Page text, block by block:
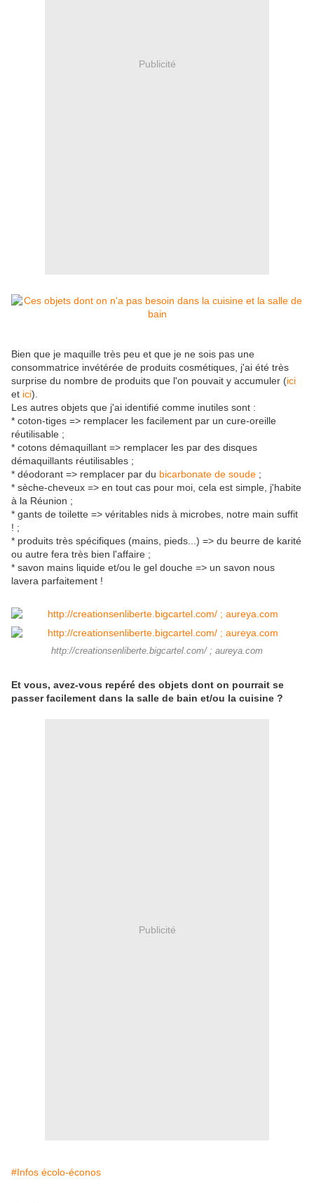
Publicité
Bien que je maquille très peu et que je ne sois pas une
consommatrice invétérée de produits cosmétiques, j'ai été très
surprise du nombre de produits que l'on pouvait y accumuler (ici
et ici).
Les autres objets que j'ai identifié comme inutiles sont :
* coton-tiges => remplacer les facilement par un cure-oreille
réutilisable ;
* cotons démaquillant => remplacer les par des disques
démaquillants réutilisables ;
* déodorant => remplacer par du bicarbonate de soude ;
* sèche-cheveux => en tout cas pour moi, cela est simple, j'habite
à la Réunion ;
* gants de toilette => véritables nids à microbes, notre main suffit
! ;
* produits très spécifiques (mains, pieds...) => du beurre de karité
ou autre fera très bien l'affaire ;
* savon mains liquide et/ou le gel douche => un savon nous
lavera parfaitement !
http://creationsenliberte.bigcartel.com/ ; aureya.com
Et vous, avez-vous repéré des objets dont on pourrait se
passer facilement dans la salle de bain et/ou la cuisine ?
Publicité
#Infos écolo-éconos